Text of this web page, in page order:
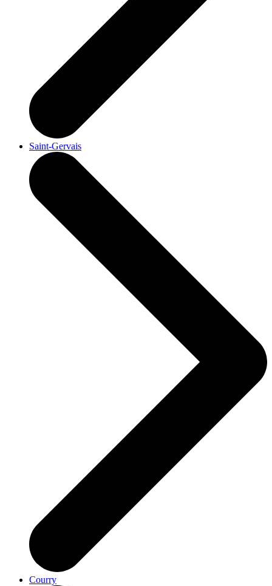
Saint-Gervais
Courry